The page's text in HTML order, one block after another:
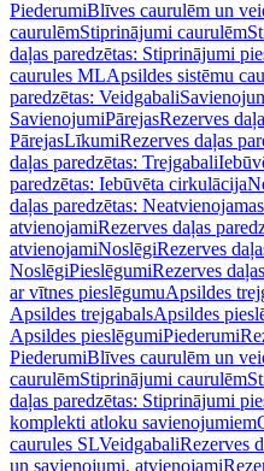
PiederumiBlīves caurulēm un
caurulēmStiprinājumi caurulēm
daļas paredzētas: Stiprinājumi
caurules MLApsildes sistēmu
paredzētas: Veidgabali
SavienojumiPārejasRezerves
PārejasLīkumiRezerves daļas
daļas paredzētas: Trejgabali
paredzētas: Iebūvēta cirkulācija
daļas paredzētas:
atvienojamiRezerves daļas
atvienojamiNoslēgiRezerves
NoslēgiPieslēgumiRezerves
ar vītnes pieslēgumuApsildes
Apsildes trejgabalsApsildes
Apsildes pieslēgumiPiederumi
PiederumiBlīves caurulēm un
caurulēmStiprinājumi caurulēm
daļas paredzētas: Stiprinājumi
komplekti atloku savienojumiem
caurules SLVeidgabaliRezerves
un savienojumi, atvienojami